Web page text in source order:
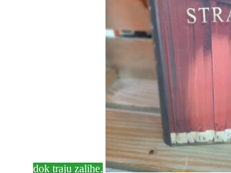
dok traju zalihe.